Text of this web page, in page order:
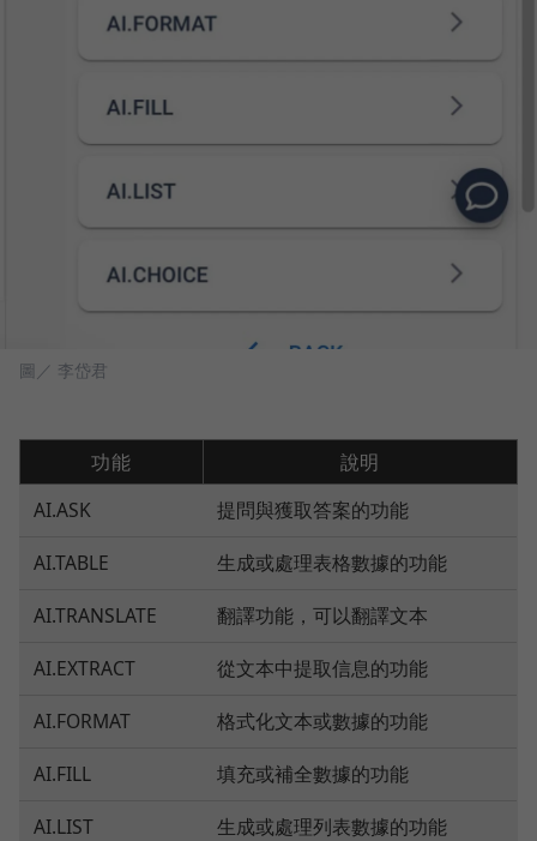
圖／ 李岱君
功能
說明
AI.ASK
提問與獲取答案的功能
AI.TABLE
生成或處理表格數據的功能
AI.TRANSLATE
翻譯功能，可以翻譯文本
AI.EXTRACT
從文本中提取信息的功能
AI.FORMAT
格式化文本或數據的功能
AI.FILL
填充或補全數據的功能
AI.LIST
生成或處理列表數據的功能